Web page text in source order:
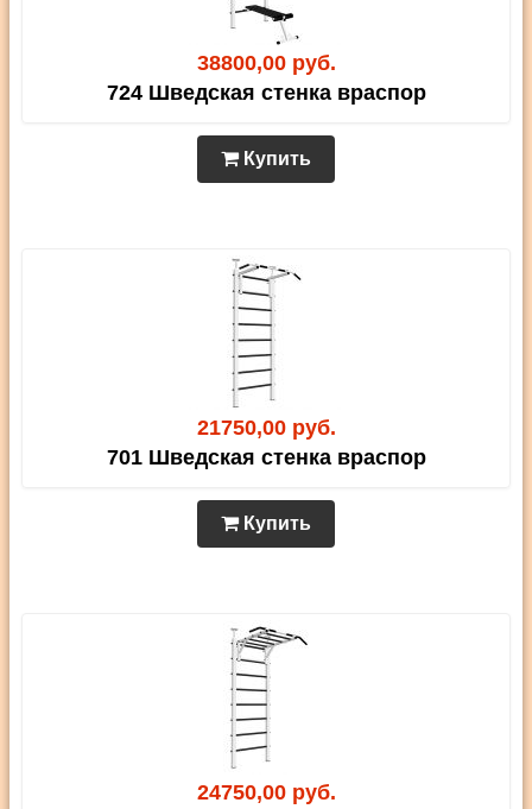
38800,00 руб.
724 Шведская стенка враспор
Купить
21750,00 руб.
701 Шведская стенка враспор
Купить
24750,00 руб.